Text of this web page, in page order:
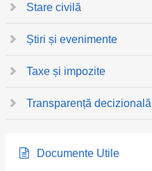
Stare civilă
Știri și evenimente
Taxe și impozite
Transparență decizională
Documente Utile